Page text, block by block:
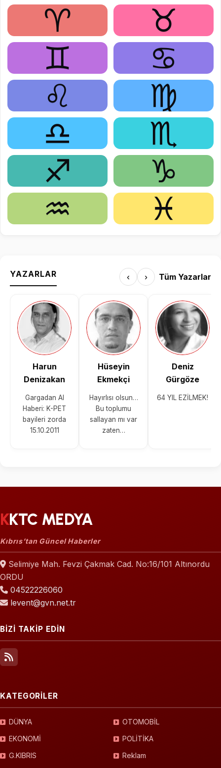
♈
♉
♊
♋
♌
♍
♎
♏
♐
♑
♒
♓
YAZARLAR ‹ › Tüm Yazarlar
Harun
Denizakan
Gargadan Al
Haberi: K-PET
bayileri zorda
15.10.2011
Hüseyin
Ekmekçi
Hayırlısı olsun…
Bu toplumu
sallayan mı var
zaten…
Deniz
Gürgöze
64 YIL EZİLMEK!
KKTC MEDYA
Kıbrıs’tan Güncel Haberler
Selimiye Mah. Fevzi Çakmak Cad. No:16/101 Altınordu
ORDU
04522226060
levent@gvn.net.tr
BİZİ TAKİP EDİN
KATEGORİLER
DÜNYA
EKONOMİ
G.KIBRIS
OTOMOBİL
POLİTİKA
Reklam